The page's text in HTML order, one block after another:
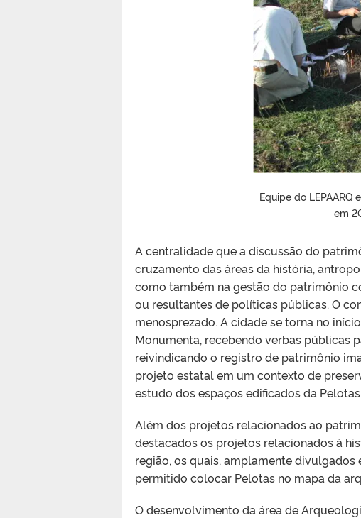
Equipe do
em
A centralidade que a discussão do
cruzamento das áreas da história,
como também na gestão do patrimônio
ou resultantes de políticas públicas. O
menosprezado. A cidade se torna no
Monumenta, recebendo verbas públicas
reivindicando o registro de patrimônio
projeto estatal em um contexto de
estudo dos espaços edificados da
Além dos projetos relacionados ao
destacados os projetos relacionados à
região, os quais, amplamente
permitido colocar Pelotas no mapa da
O desenvolvimento da área de